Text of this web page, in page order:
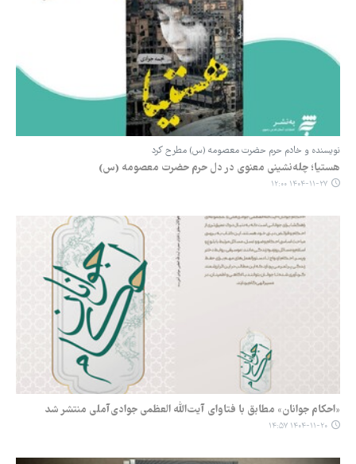
نویسنده و خادم حرم حضرت معصومه (س) مطرح کرد
هستیا؛ چله‌نشینی معنوی در دل حرم حضرت معصومه (س)
۱۴۰۴-۱۱-۲۷ ۱۲:۰۰
«احکام جوانان» مطابق با فتاوای آیت‌الله العظمی جوادی‌آملی منتشر شد
۱۴۰۴-۱۱-۲۰ ۱۴:۵۷